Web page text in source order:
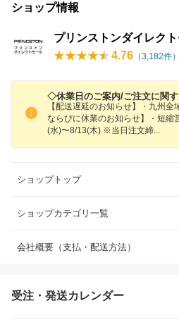
ショップ情報
プリンストンダイレク
4.76 （3,182件）
◇休業日のご案内/ご注文に関
【配送遅延のお知らせ】・九州
ならびに休業のお知らせ】・短縮
(水)〜8/13(木) ※当日注文締
ショップトップ
ショップカテゴリ一覧
会社概要（支払・配送方法）
受注・発送カレンダー